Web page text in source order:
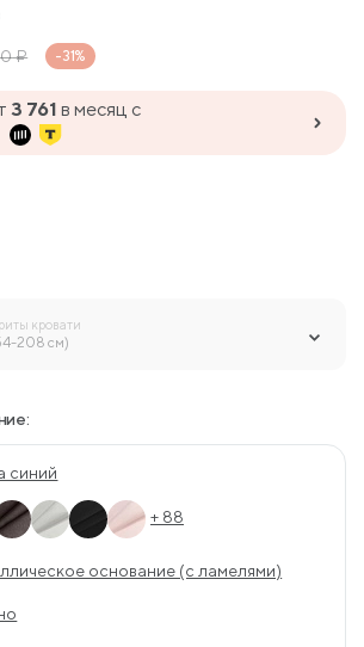
₽ -31%
3 761 в месяц с
кровати
208 см)
синий
+ 88
основание (с ламелями)